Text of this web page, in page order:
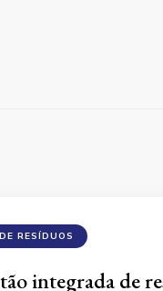
RESÍDUOS
integrada de